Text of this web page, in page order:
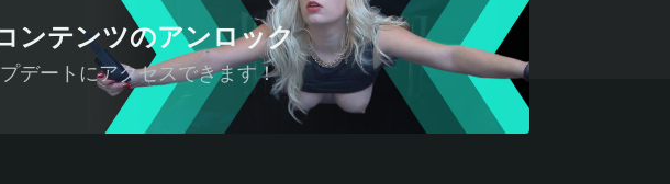
ンテンツのアンロック
デートにアクセスできます！